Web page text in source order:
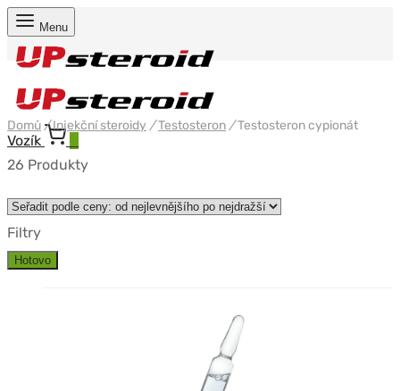
Menu
Vozík
Domů /Injekční steroidy /Testosteron /Testosteron cypionát
26 Produkty
Filtry
Hotovo